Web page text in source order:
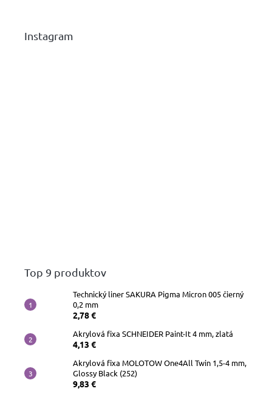
Instagram
Top 9 produktov
Technický liner SAKURA Pigma Micron 005 čierný
0,2 mm
2,78 €
Akrylová fixa SCHNEIDER Paint-It 4 mm, zlatá
4,13 €
Akrylová fixa MOLOTOW One4All Twin 1,5-4 mm,
Glossy Black (252)
9,83 €